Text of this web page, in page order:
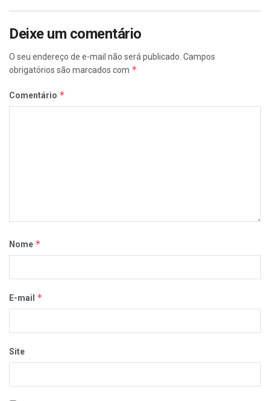
Deixe um comentário
O seu endereço de e-mail não será publicado. Campos
obrigatórios são marcados com *
Comentário *
Nome *
E-mail *
Site